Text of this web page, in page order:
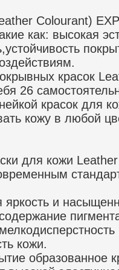
Colourant)
как: высокая
красок
26
красок для
кожу в любой
для кожи
яркость и
кожи.
образованное